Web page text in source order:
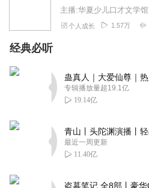
主播:华夏少儿口才文学馆
个人成长 1.57万
经典必听
专辑播放量超19.1亿
19.14亿
最近一周更新
11.40亿